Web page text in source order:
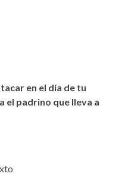
en el día de tu
el padrino que lleva a